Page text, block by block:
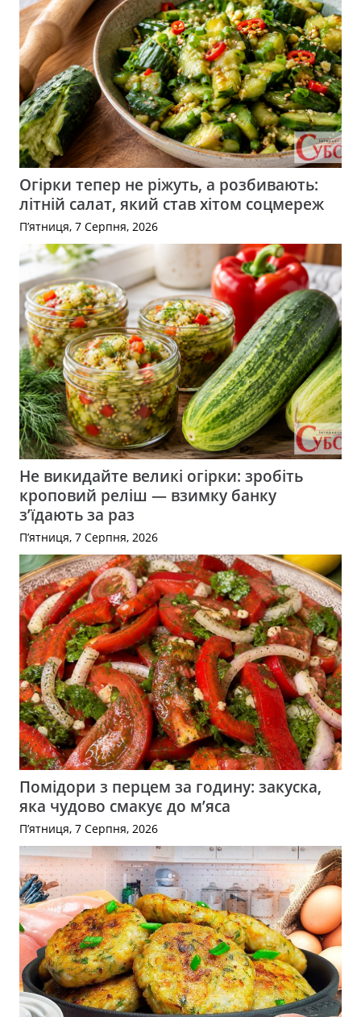
Огірки тепер не ріжуть, а розбивають:
літній салат, який став хітом соцмереж
П’ятниця, 7 Серпня, 2026
Не викидайте великі огірки: зробіть
кроповий реліш — взимку банку
з’їдають за раз
П’ятниця, 7 Серпня, 2026
Помідори з перцем за годину: закуска,
яка чудово смакує до м’яса
П’ятниця, 7 Серпня, 2026